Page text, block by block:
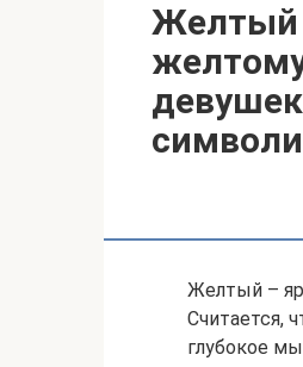
Желтый
Желтый –
Считается,
глубокое